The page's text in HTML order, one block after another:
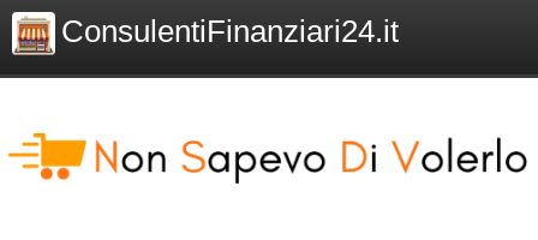
ConsulentiFinanziari24.it